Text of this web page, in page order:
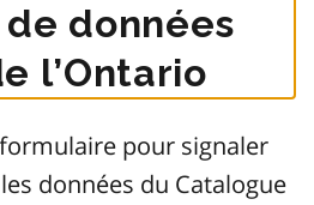
données
l’Ontario
pour signaler
données du Catalogue